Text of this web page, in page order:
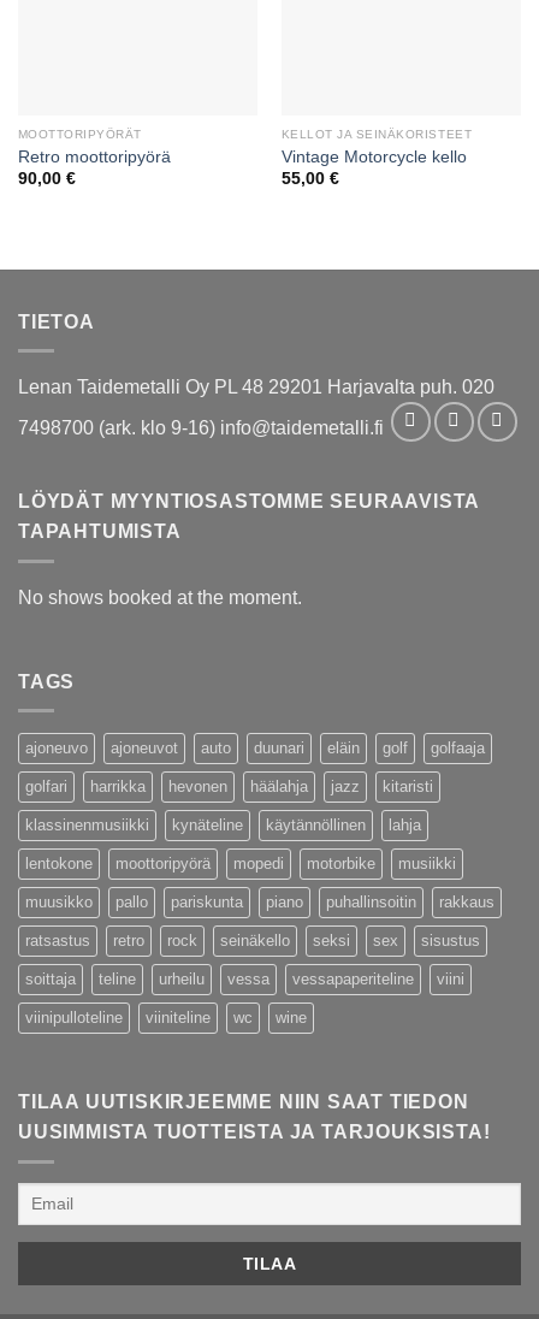
MOOTTORIPYÖRÄT
Retro moottoripyörä
90,00 €
KELLOT JA SEINÄKORISTEET
Vintage Motorcycle kello
55,00 €
TIETOA
Lenan Taidemetalli Oy PL 48 29201 Harjavalta puh. 020
7498700 (ark. klo 9-16) info@taidemetalli.fi
LÖYDÄT MYYNTIOSASTOMME SEURAAVISTA
TAPAHTUMISTA
No shows booked at the moment.
TAGS
ajoneuvo ajoneuvot auto duunari eläin golf golfaaja
golfari harrikka hevonen häälahja jazz kitaristi
klassinenmusiikki kynäteline käytännöllinen lahja
lentokone moottoripyörä mopedi motorbike musiikki
muusikko pallo pariskunta piano puhallinsoitin rakkaus
ratsastus retro rock seinäkello seksi sex sisustus
soittaja teline urheilu vessa vessapaperiteline viini
viinipulloteline viiniteline wc wine
TILAA UUTISKIRJEEMME NIIN SAAT TIEDON
UUSIMMISTA TUOTTEISTA JA TARJOUKSISTA!